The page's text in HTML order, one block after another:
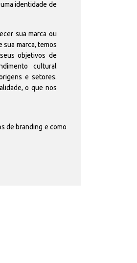
identidade de
sua marca ou
sua marca, temos
objetivos de
cultural
e setores.
o que nos
de branding e como